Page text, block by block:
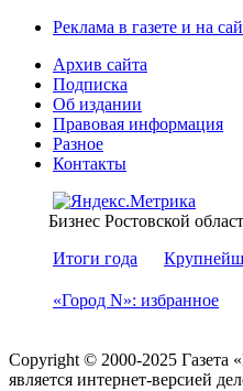
Реклама в газете и на
Архив сайта
Подписка
Об издании
Правовая информация
Разное
Контакты
Бизнес Ростовской
Итоги года
«Город N»: избранное
Copyright © 2000-2025 Газета
является интернет-версией